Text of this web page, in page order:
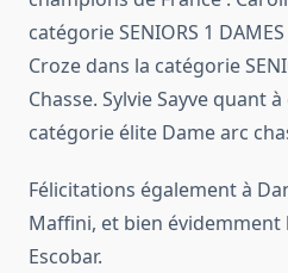
catégorie SENIORS 1
Croze dans la catégorie
Chasse. Sylvie Sayve quant
catégorie élite Dame arc
Félicitations également à
Maffini, et bien évidemment
Escobar.